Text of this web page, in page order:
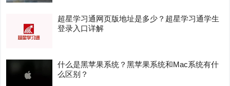
超星学习通网页版地址是多少？超星学习通学生
登录入口详解
什么是黑苹果系统？黑苹果系统和Mac系统有什
么区别？